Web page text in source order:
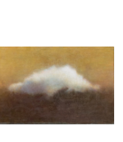
小时公众停⽌⼊场
与设计博览会呈现意大利艺
）个人项目，并带来他最经